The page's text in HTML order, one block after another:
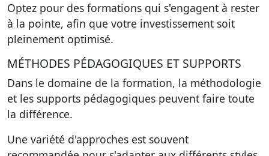
Optez pour des formations qui s'engagent à rester
à la pointe, afin que votre investissement soit
pleinement optimisé.
MÉTHODES PÉDAGOGIQUES ET SUPPORTS
Dans le domaine de la formation, la méthodologie
et les supports pédagogiques peuvent faire toute
la différence.
Une variété d'approches est souvent